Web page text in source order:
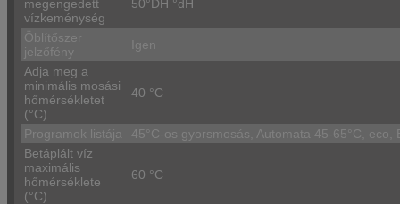
megengedett
vízkeménység
50°DH °dH
Öblítőszer
jelzőfény
Igen
Adja meg a
minimális mosási
hőmérsékletet
(°C)
40 °C
Programok listája
45°C-os gyorsmosás, Automata 45-65°C,
Betáplált víz
maximális
hőmérséklete
(°C)
60 °C